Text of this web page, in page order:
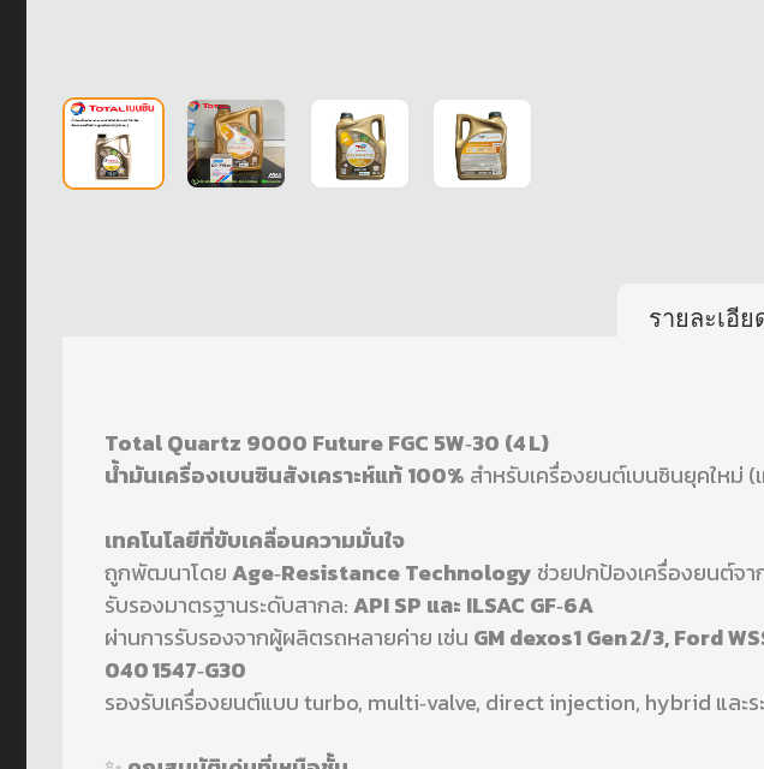
รายละเอี
Total Quartz 9000 Future FGC 5W‑30 (4 L)
น้ำมันเครื่องเบนซินสังเคราะห์แท้ 100% สำหรับเครื่องยนต์เบนซินยุคใหม่
เทคโนโลยีที่ขับเคลื่อนความมั่นใจ
ถูกพัฒนาโดยAge‑Resistance Technology ช่วยปกป้องเครื่องยนต์จ
รับรองมาตรฐานระดับสากล:API SP และ ILSAC GF‑6A
ผ่านการรับรองจากผู้ผลิตรถหลายค่าย เช่น GM dexos1 Gen 2/3, Ford
040 1547‑G30
รองรับเครื่องยนต์แบบ turbo, multi‑valve, direct injection, hybrid และ